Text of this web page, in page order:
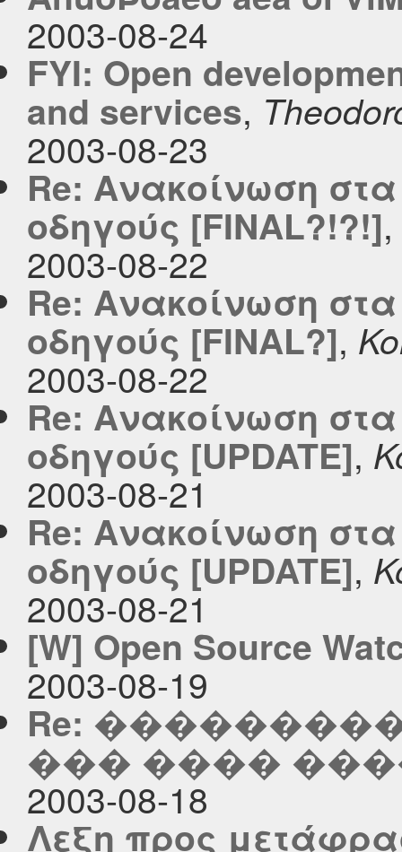
2003-08-24
FYI: Open
and services,
2003-08-23
Re: Aνακοίνωση
οδηγούς [FINAL?!?!],
2003-08-22
Re: Aνακοίνωση
οδηγούς [FINAL?],
2003-08-22
Re: Aνακοίνωση
οδηγούς [UPDATE],
2003-08-21
Re: Aνακοίνωση
οδηγούς [UPDATE],
2003-08-21
[W] Open Source
2003-08-19
Re:
��� ����
2003-08-18
Λεξη προς